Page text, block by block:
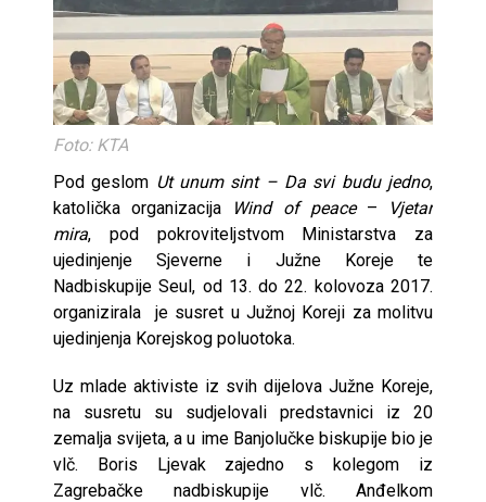
Foto: KTA
Pod geslom Ut unum sint – Da svi budu jedno,
katolička organizacija
Wind of peace –
Vjetar
mira, pod pokroviteljstvom Ministarstva za
ujedinjenje Sjeverne i Južne Koreje te
Nadbiskupije Seul, od 13. do 22. kolovoza 2017.
organizirala je susret u Južnoj Koreji za molitvu
ujedinjenja Korejskog poluotoka.
Uz mlade aktiviste iz svih dijelova Južne Koreje,
na susretu su sudjelovali predstavnici iz 20
zemalja svijeta, a u ime Banjolučke biskupije bio je
vlč. Boris Ljevak zajedno s kolegom iz
Zagrebačke nadbiskupije vlč. Anđelkom